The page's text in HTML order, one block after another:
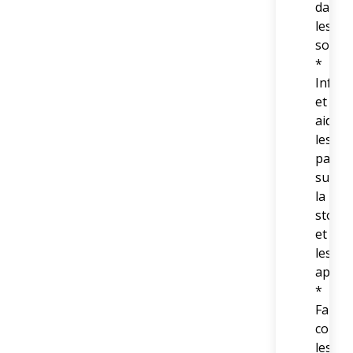
dans
les
soins
*
et
aider
les
sur
la
et
les
*
Faire
les